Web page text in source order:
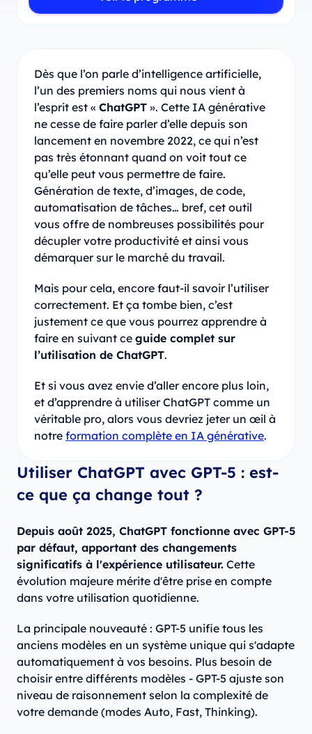
Dès que l’on parle d’intelligence artificielle,
l’un des premiers noms qui nous vient à
l’esprit est « ChatGPT ». Cette IA générative
ne cesse de faire parler d’elle depuis son
lancement en novembre 2022, ce qui n’est
pas très étonnant quand on voit tout ce
qu’elle peut vous permettre de faire.
Génération de texte, d’images, de code,
automatisation de tâches… bref, cet outil
vous offre de nombreuses possibilités pour
décupler votre productivité et ainsi vous
démarquer sur le marché du travail.
Mais pour cela, encore faut-il savoir l’utiliser
correctement. Et ça tombe bien, c’est
justement ce que vous pourrez apprendre à
faire en suivant ce guide complet sur
l’utilisation de ChatGPT.
Et si vous avez envie d’aller encore plus loin,
et d’apprendre à utiliser ChatGPT comme un
véritable pro, alors vous devriez jeter un œil à
notre formation complète en IA générative.
Utiliser ChatGPT avec GPT-5 : est-
ce que ça change tout ?
Depuis août 2025, ChatGPT fonctionne avec GPT-5
par défaut, apportant des changements
significatifs à l'expérience utilisateur. Cette
évolution majeure mérite d'être prise en compte
dans votre utilisation quotidienne.
La principale nouveauté : GPT-5 unifie tous les
anciens modèles en un système unique qui s'adapte
automatiquement à vos besoins. Plus besoin de
choisir entre différents modèles - GPT-5 ajuste son
niveau de raisonnement selon la complexité de
votre demande (modes Auto, Fast, Thinking).